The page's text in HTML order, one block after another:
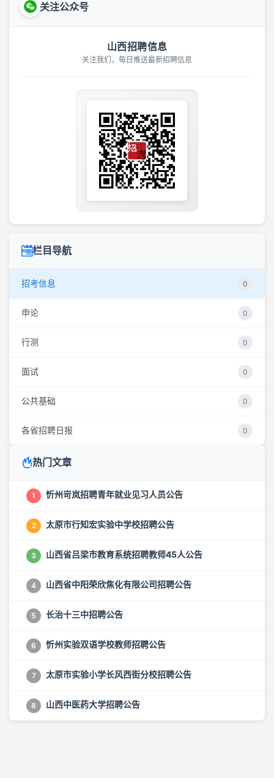
关注公众号
山西招聘信息
关注我们，每日推送最新招聘信息
栏目导航
招考信息 0
申论 0
行测 0
面试 0
公共基础 0
各省招聘日报 0
热门文章
1 忻州岢岚招聘青年就业见习人员公告
2 太原市行知宏实验中学校招聘公告
3 山西省吕梁市教育系统招聘教师45人公告
4 山西省中阳荣欣焦化有限公司招聘公告
5 长治十三中招聘公告
6 忻州实验双语学校教师招聘公告
7 太原市实验小学长风西街分校招聘公告
8 山西中医药大学招聘公告